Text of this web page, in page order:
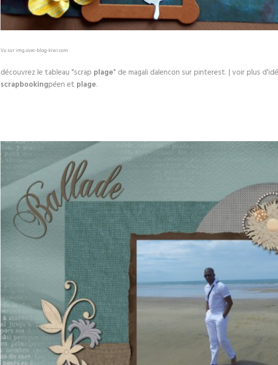
Vu sur img.over-blog-kiwi.com
découvrez le tableau "scrap plage" de magali dalencon sur pinterest. | voir plus
scrapbookingpéen et plage.